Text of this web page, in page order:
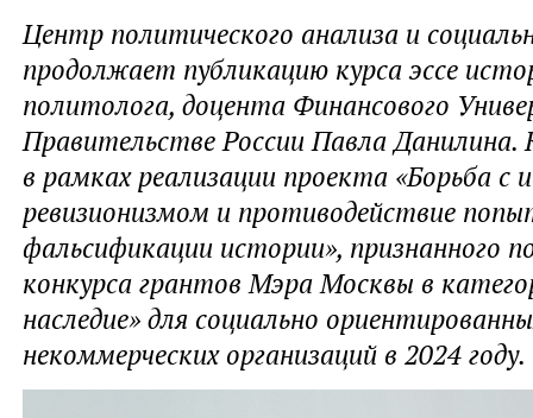
Центр политического анализа и
продолжает публикацию курса эссе
политолога, доцента Финансового
Правительстве России Павла Данилина.
в рамках реализации проекта «Борьба с
ревизионизмом и противодействие
фальсификации истории», признанного
конкурса грантов Мэра Москвы в
наследие» для социально
некоммерческих организаций в 2024 году.